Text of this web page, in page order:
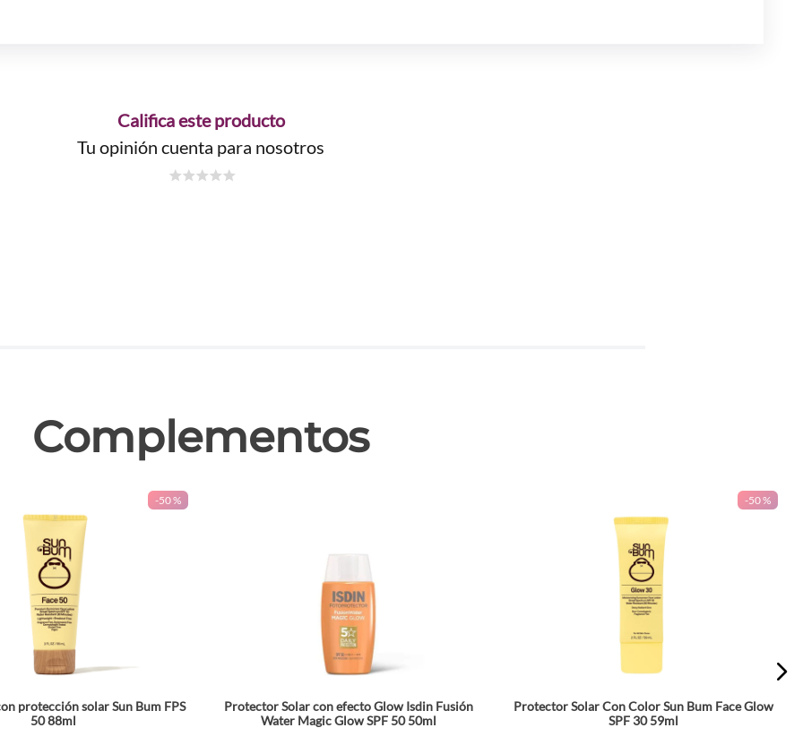
Califica este producto
Tu opinión cuenta para nosotros
Complementos
-50 %
protección solar Sun Bum FPS
50 88ml
Protector Solar con efecto Glow Isdin Fusión
Water Magic Glow SPF 50 50ml
-50 %
Protector Solar Con Color Sun Bum Face Glow
SPF 30 59ml